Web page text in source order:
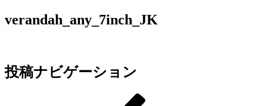
verandah_any_7inch_JK
投稿ナビゲーション